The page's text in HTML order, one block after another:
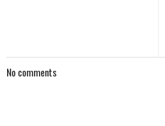
No comments